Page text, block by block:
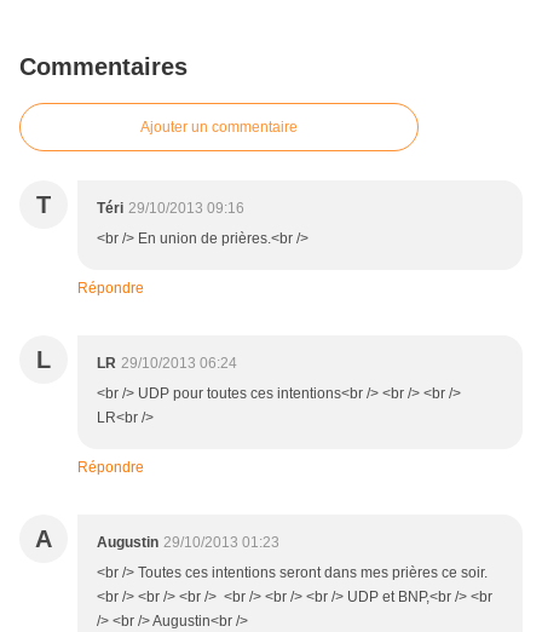
Commentaires
Ajouter un commentaire
T Téri 29/10/2013 09:16
<br /> En union de prières.<br />
Répondre
L LR 29/10/2013 06:24
<br /> UDP pour toutes ces intentions<br /> <br /> <br />
LR<br />
Répondre
A Augustin 29/10/2013 01:23
<br /> Toutes ces intentions seront dans mes prières ce soir.
<br /> <br /> <br /> <br /> <br /> <br /> UDP et BNP,<br /> <br
/> <br /> Augustin<br />